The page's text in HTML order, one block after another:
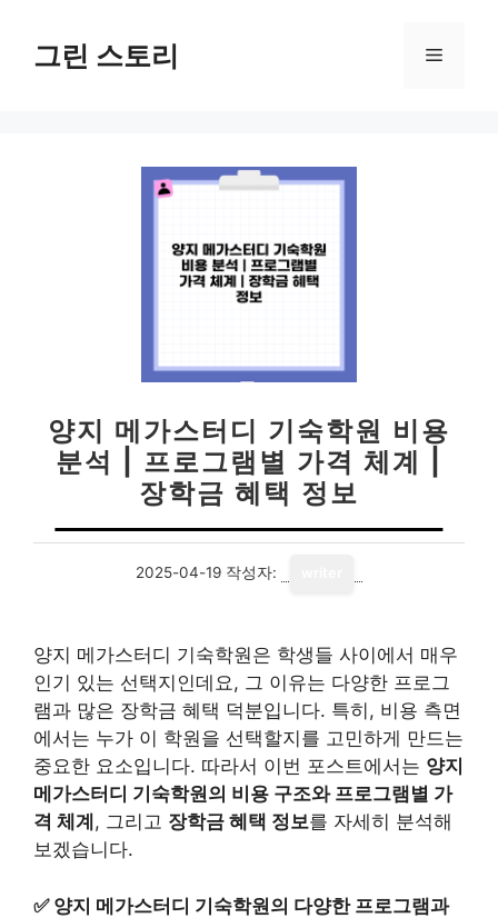
그린 스토리 메
양지 메가스터디 기숙학원 비용
분석 | 프로그램별 가격 체계 |
장학금 혜택 정보
2025-04-19 작성자:
양지 메가스터디 기숙학원은 학생들 사이에서 매우
인기 있는 선택지인데요, 그 이유는 다양한 프로그
램과 많은 장학금 혜택 덕분입니다. 특히, 비용 측면
에서는 누가 이 학원을 선택할지를 고민하게 만드는
중요한 요소입니다. 따라서 이번 포스트에서는 양지
메가스터디 기숙학원의 비용 구조와 프로그램별 가
격 체계 , 그리고 장학금 혜택 정보를 자세히 분석해
보겠습니다.
✅ 양지 메가스터디 기숙학원의 다양한 프로그램과